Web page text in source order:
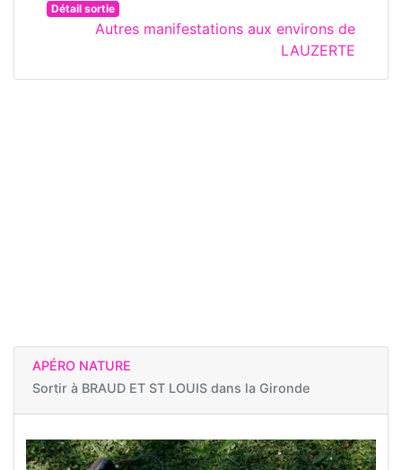
Détail sortie
Autres manifestations aux environs de
LAUZERTE
APÉRO NATURE
Sortir à BRAUD ET ST LOUIS dans la Gironde